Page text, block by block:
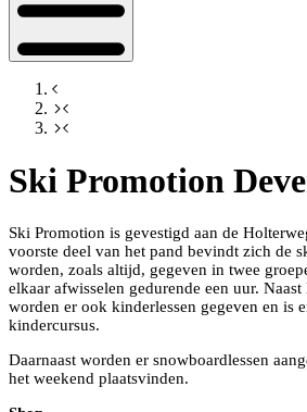
Ski Promotion
Ski Promotion is gevestigd aan de
voorste deel van het pand bevindt zich de
worden, zoals altijd, gegeven in twee
elkaar afwisselen gedurende een uur.
worden er ook kinderlessen gegeven en is
kindercursus.
Daarnaast worden er snowboardlessen
het weekend plaatsvinden.